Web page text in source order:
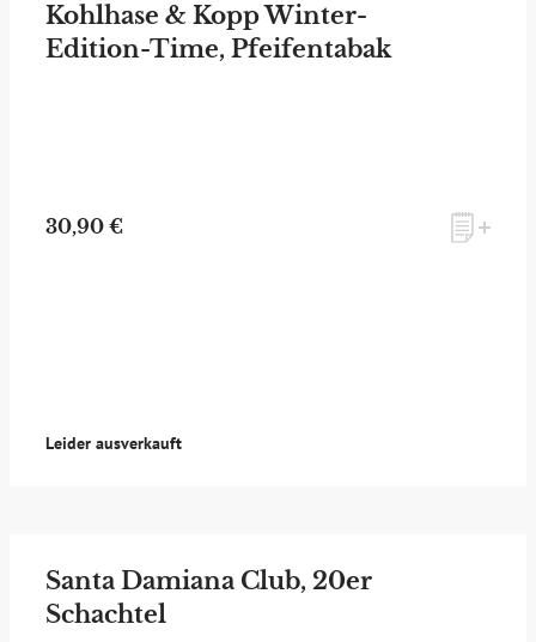
Kohlhase & Kopp Winter-
Edition-Time, Pfeifentabak
30,90 €
Leider ausverkauft
Santa Damiana Club, 20er
Schachtel
um Whisky & Passion, das erlesene Sortiment unseres Ladens
sowie Online-Shops, unsere limitierten Tastings und Events